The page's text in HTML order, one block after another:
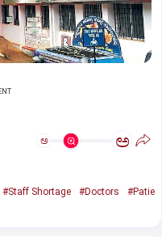
ಅ ಅ
#Staff Shortage #Doctors
#Patie